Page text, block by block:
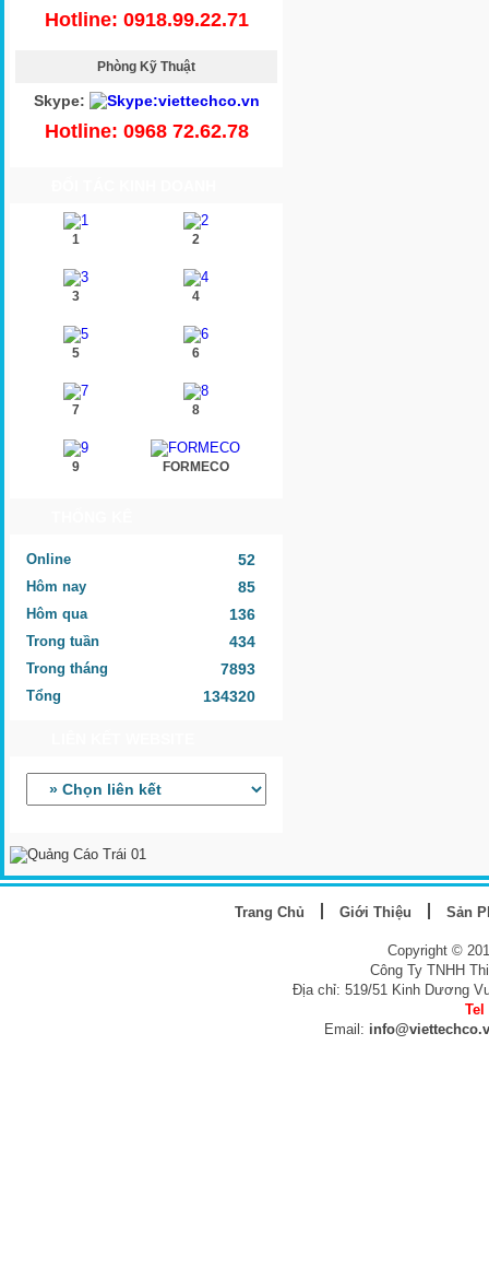
Hotline: 0918.99.22.71
Phòng Kỹ Thuật
Skype:
Hotline: 0968 72.62.78
1 2
3 4
5 6
7 8
9 FORMECO
Online 52
Hôm nay 85
Hôm qua 136
Trong tuần 434
Trong tháng 7893
Tổng 134320
Trang Chủ Giới Thiệu Sản
Copyright ©
Công Ty TNHH
Địa chỉ: 519/51 Kinh Dương
Tel
Email: